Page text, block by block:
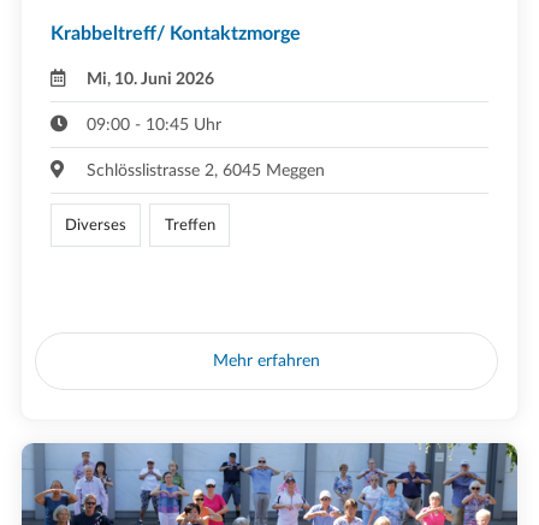
Krabbeltreff/ Kontaktzmorge
Mi, 10. Juni 2026
09:00 - 10:45 Uhr
Schlösslistrasse 2, 6045 Meggen
Diverses Treffen
Mehr erfahren